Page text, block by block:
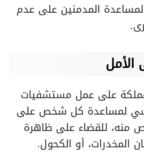
المدمنين على عدم
على عمل مستشفيات
لمساعدة كل شخص على
منه، للقضاء على ظاهرة
المخدرات، أو الكحول.